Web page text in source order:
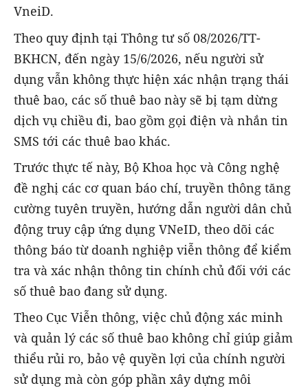
VneiD.
Theo quy định tại Thông tư số 08/2026/TT-
BKHCN, đến ngày 15/6/2026, nếu người sử
dụng vẫn không thực hiện xác nhận trạng thái
thuê bao, các số thuê bao này sẽ bị tạm dừng
dịch vụ chiều đi, bao gồm gọi điện và nhắn tin
SMS tới các thuê bao khác.
Trước thực tế này, Bộ Khoa học và Công nghệ
đề nghị các cơ quan báo chí, truyền thông tăng
cường tuyên truyền, hướng dẫn người dân chủ
động truy cập ứng dụng VNeID, theo dõi các
thông báo từ doanh nghiệp viễn thông để kiểm
tra và xác nhận thông tin chính chủ đối với các
số thuê bao đang sử dụng.
Theo Cục Viễn thông, việc chủ động xác minh
và quản lý các số thuê bao không chỉ giúp giảm
thiểu rủi ro, bảo vệ quyền lợi của chính người
sử dụng mà còn góp phần xây dựng môi